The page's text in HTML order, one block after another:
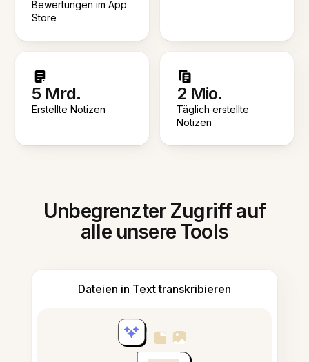
Bewertungen im App
Store
5 Mrd.
Erstellte Notizen
2 Mio.
Täglich erstellte
Notizen
Unbegrenzter Zugriff auf
alle unsere Tools
Dateien in Text transkribieren